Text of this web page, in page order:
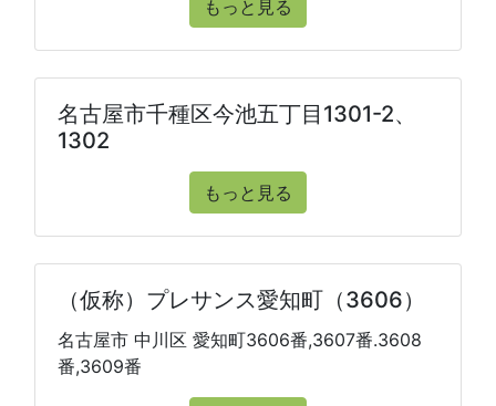
もっと見る
名古屋市千種区今池五丁目1301-2、
1302
もっと見る
（仮称）プレサンス愛知町（3606）
名古屋市 中川区 愛知町3606番,3607番.3608
番,3609番